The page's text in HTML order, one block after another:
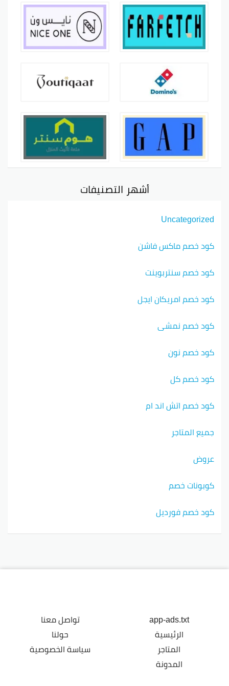
أشهر التصنيفات
Uncategorized
كود خصم ماكس فاشن
كود خصم سنتربوينت
كود خصم امريكان ايجل
كود خصم نمشي
كود خصم نون
كود خصم كل
كود خصم اتش اند ام
جميع المتاجر
عروض
كوبونات خصم
كود خصم فورديل
app-ads.txt
الرئيسية
المتاجر
المدونة
تواصل معنا
حولنا
سياسة الخصوصية